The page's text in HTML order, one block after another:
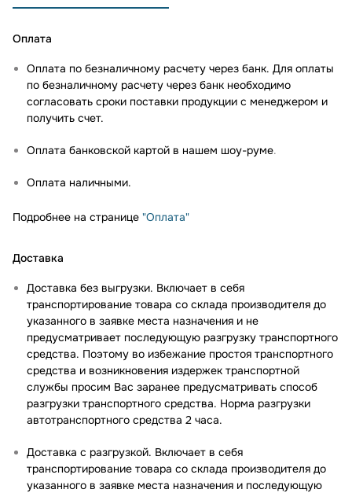
Оплата
Оплата по безналичному расчету через банк. Для оплаты
по безналичному расчету через банк необходимо
согласовать сроки поставки продукции с менеджером и
получить счет.
Оплата банковской картой в нашем шоу-руме.
Оплата наличными.
Подробнее на странице "Оплата"
Доставка
Доставка без выгрузки. Включает в себя
транспортирование товара со склада производителя до
указанного в заявке места назначения и не
предусматривает последующую разгрузку транспортного
средства. Поэтому во избежание простоя транспортного
средства и возникновения издержек транспортной
службы просим Вас заранее предусматривать способ
разгрузки транспортного средства. Норма разгрузки
автотранспортного средства 2 часа.
Доставка с разгрузкой. Включает в себя
транспортирование товара со склада производителя до
указанного в заявке места назначения и последующую